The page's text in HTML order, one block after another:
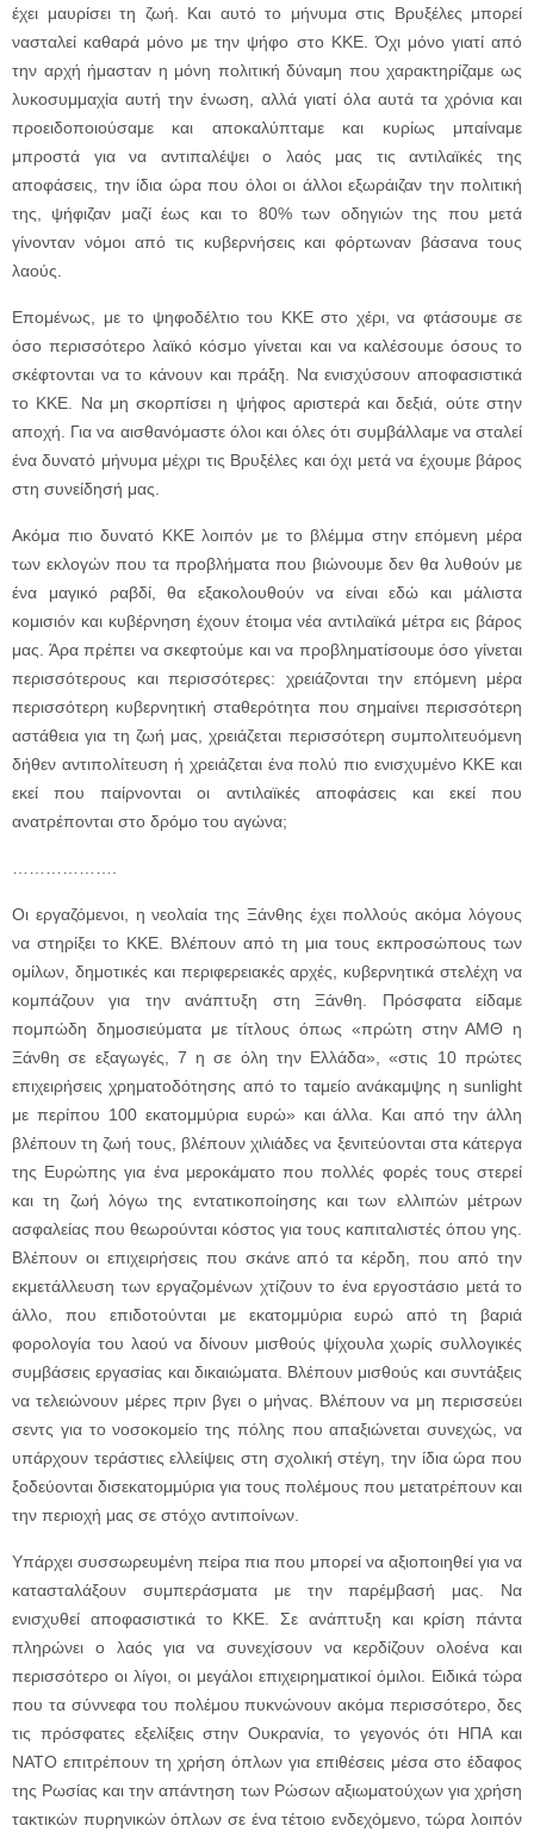
έχει μαυρίσει τη ζωή. Και αυτό το μήνυμα στις Βρυξέλες μπορεί
νασταλεί καθαρά μόνο με την ψήφο στο ΚΚΕ. Όχι μόνο γιατί από
την αρχή ήμασταν η μόνη πολιτική δύναμη που χαρακτηρίζαμε ως
λυκοσυμμαχία αυτή την ένωση, αλλά γιατί όλα αυτά τα χρόνια και
προειδοποιούσαμε και αποκαλύπταμε και κυρίως μπαίναμε
μπροστά για να αντιπαλέψει ο λαός μας τις αντιλαϊκές της
αποφάσεις, την ίδια ώρα που όλοι οι άλλοι εξωράιζαν την πολιτική
της, ψήφιζαν μαζί έως και το 80% των οδηγιών της που μετά
γίνονταν νόμοι από τις κυβερνήσεις και φόρτωναν βάσανα τους
λαούς.
Επομένως, με το ψηφοδέλτιο του ΚΚΕ στο χέρι, να φτάσουμε σε
όσο περισσότερο λαϊκό κόσμο γίνεται και να καλέσουμε όσους το
σκέφτονται να το κάνουν και πράξη. Να ενισχύσουν αποφασιστικά
το ΚΚΕ. Να μη σκορπίσει η ψήφος αριστερά και δεξιά, ούτε στην
αποχή. Για να αισθανόμαστε όλοι και όλες ότι συμβάλλαμε να σταλεί
ένα δυνατό μήνυμα μέχρι τις Βρυξέλες και όχι μετά να έχουμε βάρος
στη συνείδησή μας.
Ακόμα πιο δυνατό ΚΚΕ λοιπόν με το βλέμμα στην επόμενη μέρα
των εκλογών που τα προβλήματα που βιώνουμε δεν θα λυθούν με
ένα μαγικό ραβδί, θα εξακολουθούν να είναι εδώ και μάλιστα
κομισιόν και κυβέρνηση έχουν έτοιμα νέα αντιλαϊκά μέτρα εις βάρος
μας. Άρα πρέπει να σκεφτούμε και να προβληματίσουμε όσο γίνεται
περισσότερους και περισσότερες: χρειάζονται την επόμενη μέρα
περισσότερη κυβερνητική σταθερότητα που σημαίνει περισσότερη
αστάθεια για τη ζωή μας, χρειάζεται περισσότερη συμπολιτευόμενη
δήθεν αντιπολίτευση ή χρειάζεται ένα πολύ πιο ενισχυμένο ΚΚΕ και
εκεί που παίρνονται οι αντιλαϊκές αποφάσεις και εκεί που
ανατρέπονται στο δρόμο του αγώνα;
Οι εργαζόμενοι, η νεολαία της Ξάνθης έχει πολλούς ακόμα λόγους
να στηρίξει το ΚΚΕ. Βλέπουν από τη μια τους εκπροσώπους των
ομίλων, δημοτικές και περιφερειακές αρχές, κυβερνητικά στελέχη να
κομπάζουν για την ανάπτυξη στη Ξάνθη. Πρόσφατα είδαμε
πομπώδη δημοσιεύματα με τίτλους όπως «πρώτη στην ΑΜΘ η
Ξάνθη σε εξαγωγές, 7 η σε όλη την Ελλάδα», «στις 10 πρώτες
επιχειρήσεις χρηματοδότησης από το ταμείο ανάκαμψης η sunlight
με περίπου 100 εκατομμύρια ευρώ» και άλλα. Και από την άλλη
βλέπουν τη ζωή τους, βλέπουν χιλιάδες να ξενιτεύονται στα κάτεργα
της Ευρώπης για ένα μεροκάματο που πολλές φορές τους στερεί
και τη ζωή λόγω της εντατικοποίησης και των ελλιπών μέτρων
ασφαλείας που θεωρούνται κόστος για τους καπιταλιστές όπου γης.
Βλέπουν οι επιχειρήσεις που σκάνε από τα κέρδη, που από την
εκμετάλλευση των εργαζομένων χτίζουν το ένα εργοστάσιο μετά το
άλλο, που επιδοτούνται με εκατομμύρια ευρώ από τη βαριά
φορολογία του λαού να δίνουν μισθούς ψίχουλα χωρίς συλλογικές
συμβάσεις εργασίας και δικαιώματα. Βλέπουν μισθούς και συντάξεις
να τελειώνουν μέρες πριν βγει ο μήνας. Βλέπουν να μη περισσεύει
σεντς για το νοσοκομείο της πόλης που απαξιώνεται συνεχώς, να
υπάρχουν τεράστιες ελλείψεις στη σχολική στέγη, την ίδια ώρα που
ξοδεύονται δισεκατομμύρια για τους πολέμους που μετατρέπουν και
την περιοχή μας σε στόχο αντιποίνων.
Υπάρχει συσσωρευμένη πείρα πια που μπορεί να αξιοποιηθεί για να
κατασταλάξουν συμπεράσματα με την παρέμβασή μας. Να
ενισχυθεί αποφασιστικά το ΚΚΕ. Σε ανάπτυξη και κρίση πάντα
πληρώνει ο λαός για να συνεχίσουν να κερδίζουν ολοένα και
περισσότερο οι λίγοι, οι μεγάλοι επιχειρηματικοί όμιλοι. Ειδικά τώρα
που τα σύννεφα του πολέμου πυκνώνουν ακόμα περισσότερο, δες
τις πρόσφατες εξελίξεις στην Ουκρανία, το γεγονός ότι ΗΠΑ και
ΝΑΤΟ επιτρέπουν τη χρήση όπλων για επιθέσεις μέσα στο έδαφος
της Ρωσίας και την απάντηση των Ρώσων αξιωματούχων για χρήση
τακτικών πυρηνικών όπλων σε ένα τέτοιο ενδεχόμενο, τώρα λοιπόν